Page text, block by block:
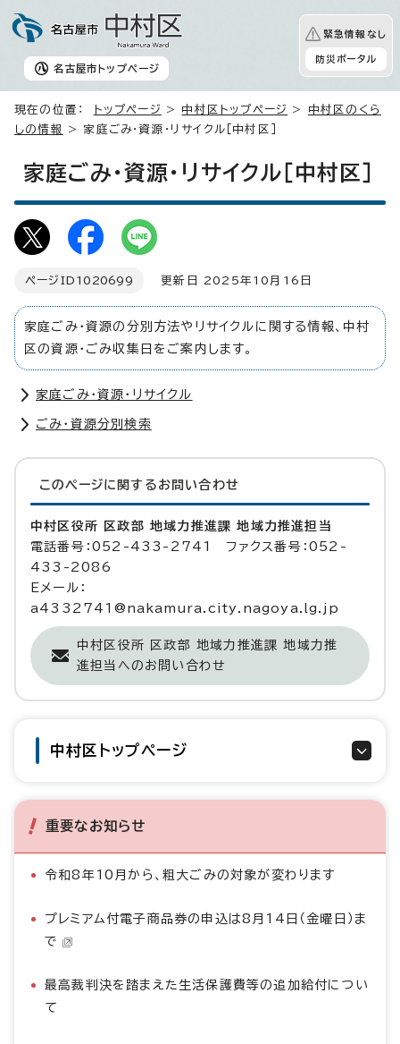
名古屋市 トップページ
緊急情報なし
防災ポータル
現在の位置： トップページ > 中村区トップページ > 中村区のくら
しの情報
> 家庭ごみ・資源・リサイクル［中村区］
家庭ごみ・資源・リサイクル［中村区］
ページID 1020699 更新日 2025年10月16日
家庭ごみ・資源の分別方法やリサイクルに関する情報、中村
区の資源・ごみ収集日をご案内します。
家庭ごみ・資源・リサイクル
ごみ・資源分別検索
このページに関する お問い合わせ
中村区役所 区政部 地域力推進課 地域力推進担当
電話番号：052-433-2741 ファクス番号：052-
433-2086
Eメール：
a4332741@nakamura.city.nagoya.lg.jp
中村区役所 区政部 地域力推進課 地域力推
進担当へのお問い合わせ
中村区トップページ
重要なお知らせ
令和8年10月から、粗大ごみの対象が変わります
プレミアム付電子商品券の申込は8月14日（金曜日）ま
で
最高裁判決を踏まえた生活保護費等の追加給付につい
て